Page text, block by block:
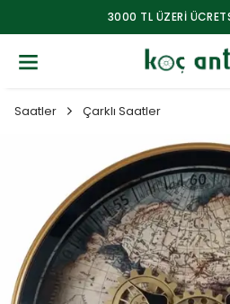
3000 TL ÜZERİ
Saatler Çarklı Saatler